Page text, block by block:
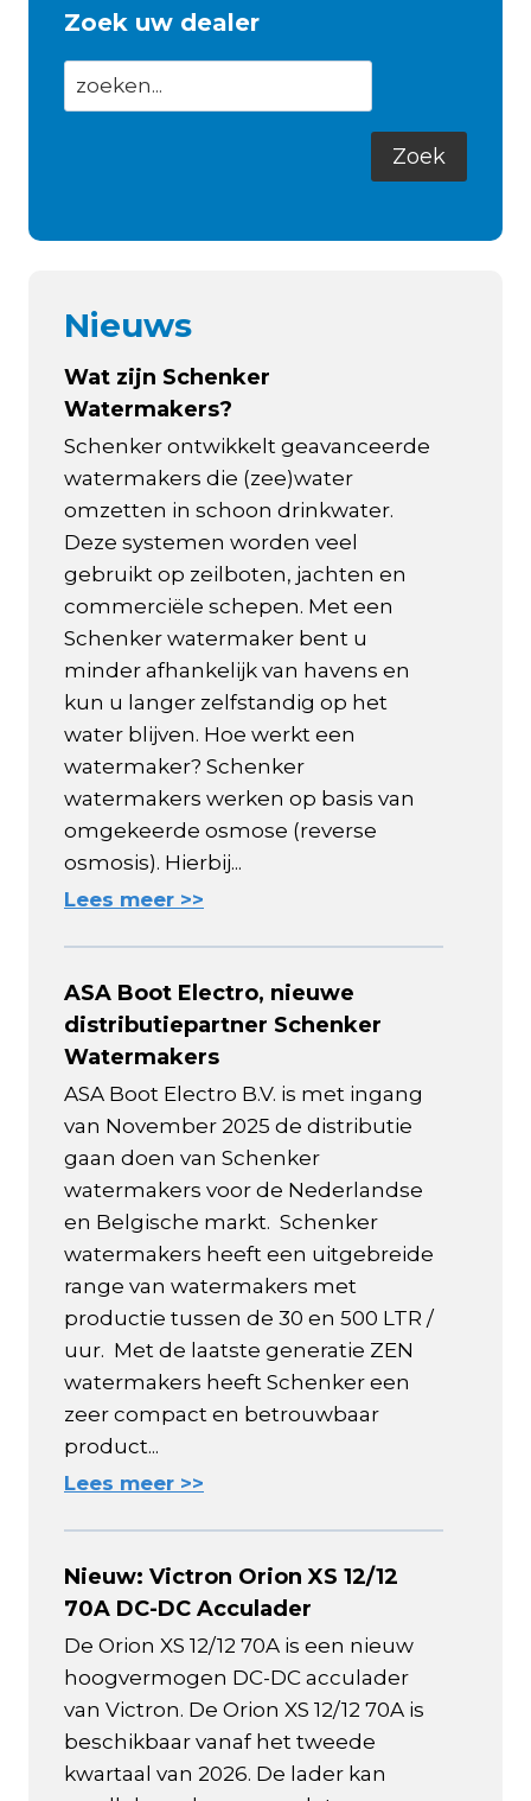
Zoek uw dealer
Nieuws
Wat zijn Schenker
Watermakers?
Schenker ontwikkelt geavanceerde
watermakers die (zee)water
omzetten in schoon drinkwater.
Deze systemen worden veel
gebruikt op zeilboten, jachten en
commerciële schepen. Met een
Schenker watermaker bent u
minder afhankelijk van havens en
kun u langer zelfstandig op het
water blijven. Hoe werkt een
watermaker? Schenker
watermakers werken op basis van
omgekeerde osmose (reverse
osmosis). Hierbij...
Lees meer >>
ASA Boot Electro, nieuwe
distributiepartner Schenker
Watermakers
ASA Boot Electro B.V. is met ingang
van November 2025 de distributie
gaan doen van Schenker
watermakers voor de Nederlandse
en Belgische markt. Schenker
watermakers heeft een uitgebreide
range van watermakers met
productie tussen de 30 en 500 LTR /
uur. Met de laatste generatie ZEN
watermakers heeft Schenker een
zeer compact en betrouwbaar
product...
Lees meer >>
Nieuw: Victron Orion XS 12/12
70A DC-DC Acculader
De Orion XS 12/12 70A is een nieuw
hoogvermogen DC-DC acculader
van Victron. De Orion XS 12/12 70A is
beschikbaar vanaf het tweede
kwartaal van 2026. De lader kan